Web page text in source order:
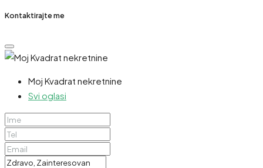
Kontaktirajte me
Moj Kvadrat nekretnine
Svi oglasi